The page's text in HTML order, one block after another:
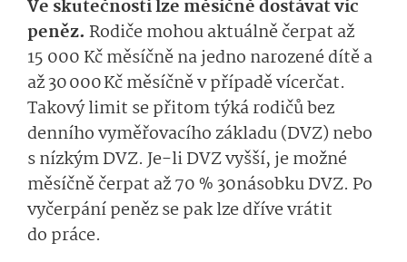
Ve skutečnosti lze měsíčně dostávat víc
peněz. Rodiče mohou aktuálně čerpat až
15 000 Kč měsíčně na jedno narozené dítě a
až 30 000 Kč měsíčně v případě vícerčat.
Takový limit se přitom týká rodičů bez
denního vyměřovacího základu (DVZ) nebo
s nízkým DVZ. Je-li DVZ vyšší, je možné
měsíčně čerpat až 70 % 30násobku DVZ. Po
vyčerpání peněz se pak lze dříve vrátit
do práce.